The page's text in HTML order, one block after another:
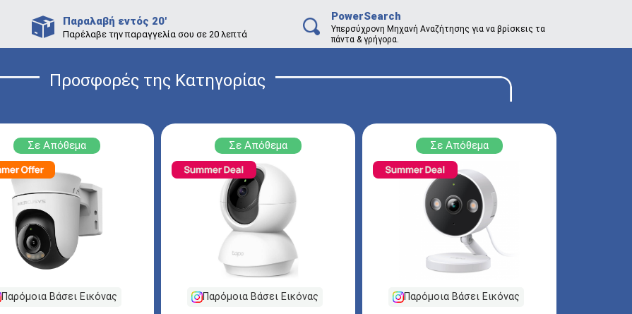
Παραλαβή εντός 20'
Παρέλαβε την παραγγελία σου σε 20 λεπτά
PowerSearch
Υπερσύχρονη Μηχανή Αναζήτησης για να βρίσκεις τα
πάντα & γρήγορα.
Προσφορές της Κατηγορίας
Σε Απόθεμα
Παρόμοια Βάσει Εικόνας
Σε Απόθεμα
Παρόμοια Βάσει Εικόνας
Σε Απόθεμα
Παρόμοια Βάσει Εικόνας